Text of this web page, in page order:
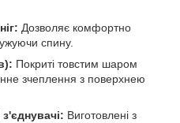
Дозволяє комфортно
спину.
Покриті товстим шаром
зчеплення з поверхнею
з'єднувачі: Виготовлені з